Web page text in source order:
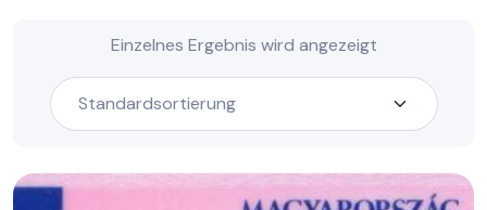
Einzelnes Ergebnis wird angezeigt